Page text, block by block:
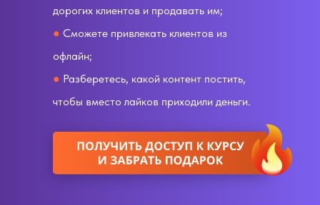
дорогих клиентов и продавать им;
● Сможете привлекать клиентов из
офлайн;
● Разберетесь, какой контент постить,
чтобы вместо лайков приходили деньги.